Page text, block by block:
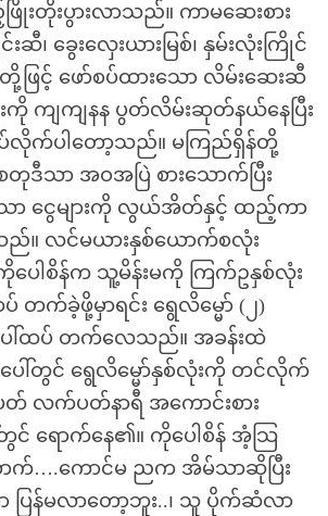
ြိုးတိုးပွားလာသည်။ ကာမဆေးစား
းဆီ၊ ခွေးလှေးယားမြစ်၊ နှမ်းလုံးကြိုင်
တို့ဖြင့် ဖော်စပ်ထားသော လိမ်းဆေးဆီ
ကို ကျကျနန ပွတ်လိမ်းဆုတ်နယ်နေပြီး
လိုက်ပါတော့သည်။ မကြည်ရှိန်တို့
ဒီသာ အဝအပြဲ စားသောက်ပြီး
ော ငွေများကို လွယ်အိတ်နှင့် ထည့်ကာ
ည်။ လင်မယားနှစ်ယောက်စလုံး
ပေါစိန်က သူ့မိန်းမကို ကြက်ဥနှစ်လုံး
တက်ခဲ့ဖို့မှာရင်း ရွေလိမ္မော် (၂)
ါ်ထပ် တက်လေသည်။ အခန်းထဲ
ပေါ်တွင် ရွေလိမ္မော်နှစ်လုံးကို တင်လိုက်
တ် လက်ပတ်နာရီ အကောင်းစား
တွင် ရောက်နေ၏။ ကိုပေါစိန် အံ့သြ
ာက်….ကောင်မ ညက အိမ်သာဆိုပြီး
ြန်မလာတော့ဘူး..၊ သူ ပိုက်ဆံလာ